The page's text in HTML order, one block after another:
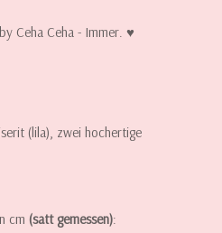
Ceha Ceha - Immer. ♥
(lila), zwei hochertige
cm (satt gemessen):